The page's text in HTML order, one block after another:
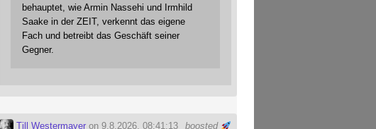
behauptet, wie Armin Nassehi und Irmhild
Saake in der ZEIT, verkennt das eigene
Fach und betreibt das Geschäft seiner
Gegner.
boosted
Till Westermayer on 9.8.2026, 08:41:13